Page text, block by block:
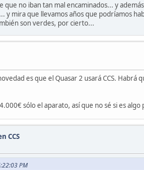
que no iban tan mal encaminados... y
y mira que llevamos años que podríamos
son verdes, por cierto...
es que el Quasar 2 usará CCS.
sólo el aparato, así que no sé si es
CCS
PM